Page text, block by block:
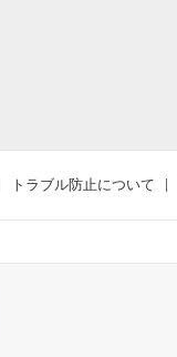
トラブル防止について